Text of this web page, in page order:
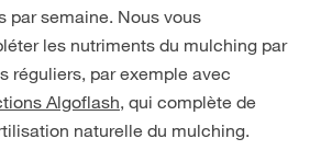
par semaine. Nous vous
les nutriments du mulching par
réguliers, par exemple avec
Algoflash, qui complète de
naturelle du mulching.